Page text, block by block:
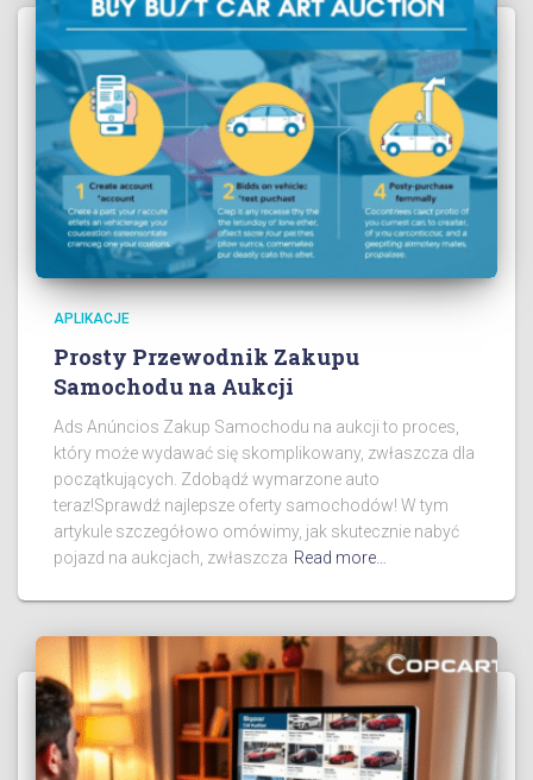
APLIKACJE
Prosty Przewodnik Zakupu
Samochodu na Aukcji
Ads Anúncios Zakup Samochodu na aukcji to proces,
który może wydawać się skomplikowany, zwłaszcza dla
początkujących. Zdobądź wymarzone auto
teraz!Sprawdź najlepsze oferty samochodów! W tym
artykule szczegółowo omówimy, jak skutecznie nabyć
pojazd na aukcjach, zwłaszcza Read more…